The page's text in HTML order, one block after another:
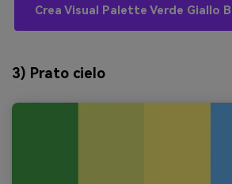
Crea Visual Palette Verde Giallo
3) Prato cielo